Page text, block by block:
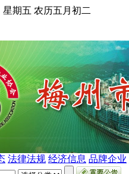
星期五 农历五月初二
法律法规 经济信息 品牌企业